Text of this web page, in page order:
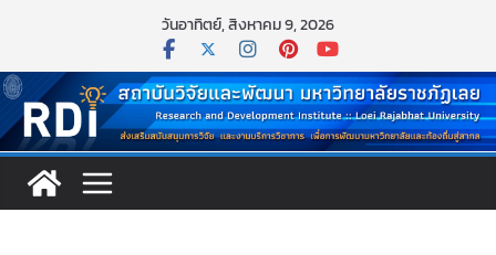
content
วันอาทิตย์, สิงหาคม 9, 2026